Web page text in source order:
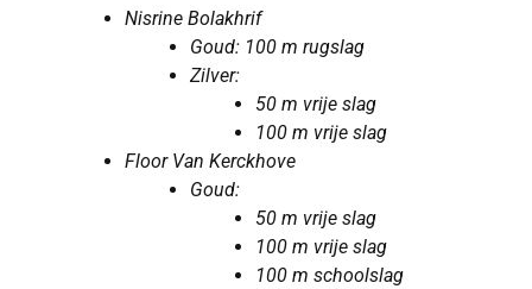
Nisrine Bolakhrif
Goud: 100 m rugslag
Zilver:
50 m vrije slag
100 m vrije slag
Floor Van Kerckhove
Goud:
50 m vrije slag
100 m vrije slag
100 m schoolslag